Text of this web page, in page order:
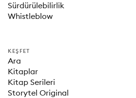
Sürdürülebilirlik
Whistleblow
KEŞFET
Ara
Kitaplar
Kitap Serileri
Storytel Original